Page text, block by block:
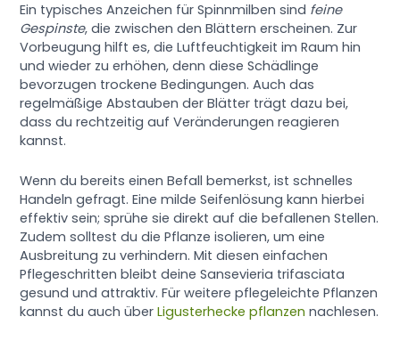
Ein typisches Anzeichen für Spinnmilben sind feine
Gespinste, die zwischen den Blättern erscheinen. Zur
Vorbeugung hilft es, die Luftfeuchtigkeit im Raum hin
und wieder zu erhöhen, denn diese Schädlinge
bevorzugen trockene Bedingungen. Auch das
regelmäßige Abstauben der Blätter trägt dazu bei,
dass du rechtzeitig auf Veränderungen reagieren
kannst.
Wenn du bereits einen Befall bemerkst, ist schnelles
Handeln gefragt. Eine milde Seifenlösung kann hierbei
effektiv sein; sprühe sie direkt auf die befallenen Stellen.
Zudem solltest du die Pflanze isolieren, um eine
Ausbreitung zu verhindern. Mit diesen einfachen
Pflegeschritten bleibt deine Sansevieria trifasciata
gesund und attraktiv. Für weitere pflegeleichte Pflanzen
kannst du auch überLigusterhecke pflanzen nachlesen.